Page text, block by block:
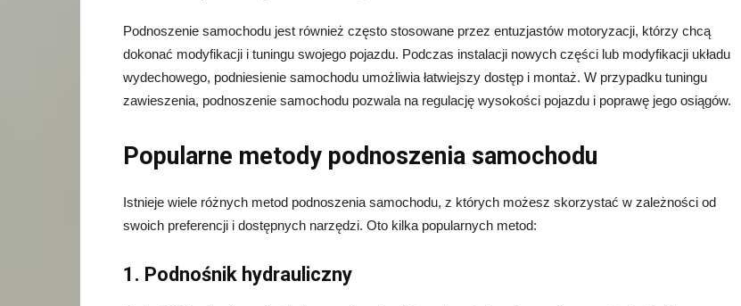
Podnoszenie samochodu jest również często stosowane przez entuzjastów motoryzacji, którzy chcą
dokonać modyfikacji i tuningu swojego pojazdu. Podczas instalacji nowych części lub modyfikacji układu
wydechowego, podniesienie samochodu umożliwia łatwiejszy dostęp i montaż. W przypadku tuningu
zawieszenia, podnoszenie samochodu pozwala na regulację wysokości pojazdu i poprawę jego osiągów.
Popularne metody podnoszenia samochodu
Istnieje wiele różnych metod podnoszenia samochodu, z których możesz skorzystać w zależności od
swoich preferencji i dostępnych narzędzi. Oto kilka popularnych metod:
1. Podnośnik hydrauliczny